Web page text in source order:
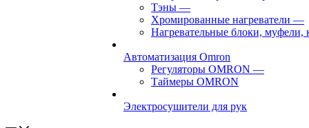
Тэны —
Хромированные нагреватели —
Нагревательные блоки, муфели,
Автоматизация Omron
Регуляторы OMRON —
Таймеры OMRON
Электросушители для рук